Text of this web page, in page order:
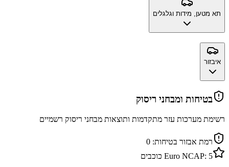
תא מטען, מידות וגלגלים
איבזור
בטיחות ומבחני ריסוק
רשימת מערכות עזר מתקדמות ותוצאות מבחני ריסוק רשמיים
רמת אבזור בטיחות: 0
Euro NCAP: 5 כוכבים